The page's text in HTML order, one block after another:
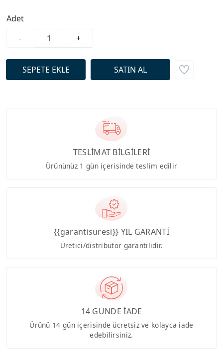
Adet
-
+
TESLİMAT BİLGİLERİ
Ürününüz 1 gün içerisinde teslim edilir
{{garantisuresi}} YIL GARANTİ
Üretici/distribütör garantilidir.
14 GÜNDE İADE
Ürünü 14 gün içerisinde ücretsiz ve kolayca iade
edebilirsiniz.